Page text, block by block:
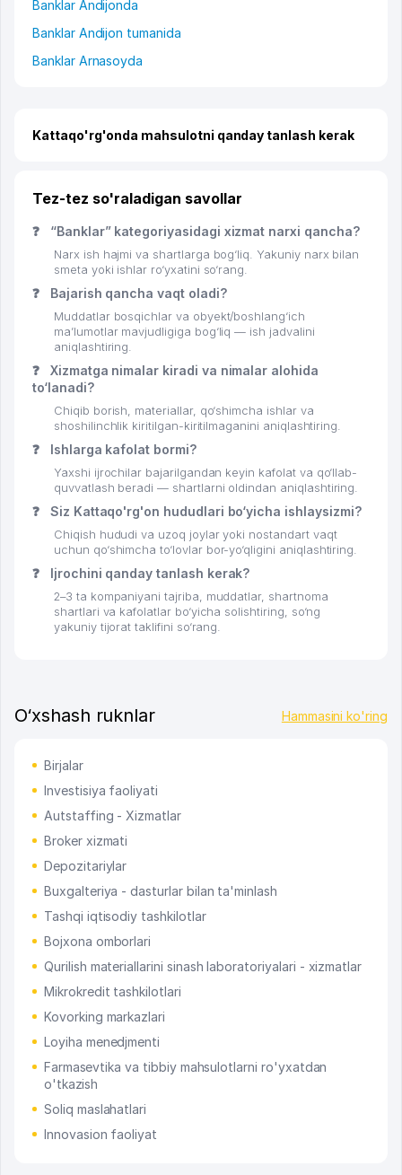
Banklar Andijonda
Banklar Andijon tumanida
Banklar Arnasoyda
Kattaqo'rg'onda mahsulotni qanday tanlash kerak
Tez-tez so'raladigan savollar
❓ “Banklar” kategoriyasidagi xizmat narxi qancha?
Narx ish hajmi va shartlarga bog‘liq. Yakuniy narx bilan
smeta yoki ishlar ro‘yxatini so‘rang.
❓ Bajarish qancha vaqt oladi?
Muddatlar bosqichlar va obyekt/boshlang‘ich
ma’lumotlar mavjudligiga bog‘liq — ish jadvalini
aniqlashtiring.
❓
Xizmatga nimalar kiradi va nimalar alohida
to‘lanadi?
Chiqib borish, materiallar, qo‘shimcha ishlar va
shoshilinchlik kiritilgan-kiritilmaganini aniqlashtiring.
❓ Ishlarga kafolat bormi?
Yaxshi ijrochilar bajarilgandan keyin kafolat va qo‘llab-
quvvatlash beradi — shartlarni oldindan aniqlashtiring.
❓ Siz Kattaqo'rg'on hududlari bo‘yicha ishlaysizmi?
Chiqish hududi va uzoq joylar yoki nostandart vaqt
uchun qo‘shimcha to‘lovlar bor-yo‘qligini aniqlashtiring.
❓ Ijrochini qanday tanlash kerak?
2–3 ta kompaniyani tajriba, muddatlar, shartnoma
shartlari va kafolatlar bo‘yicha solishtiring, so‘ng
yakuniy tijorat taklifini so‘rang.
O‘xshash ruknlar Hammasini ko'ring
Birjalar
Investisiya faoliyati
Autstaffing - Xizmatlar
Broker xizmati
Depozitariylar
Buxgalteriya - dasturlar bilan ta'minlash
Tashqi iqtisodiy tashkilotlar
Bojxona omborlari
Qurilish materiallarini sinash laboratoriyalari - xizmatlar
Mikrokredit tashkilotlari
Kovorking markazlari
Loyiha menedjmenti
Farmasevtika va tibbiy mahsulotlarni ro'yxatdan
o'tkazish
Soliq maslahatlari
Innovasion faoliyat